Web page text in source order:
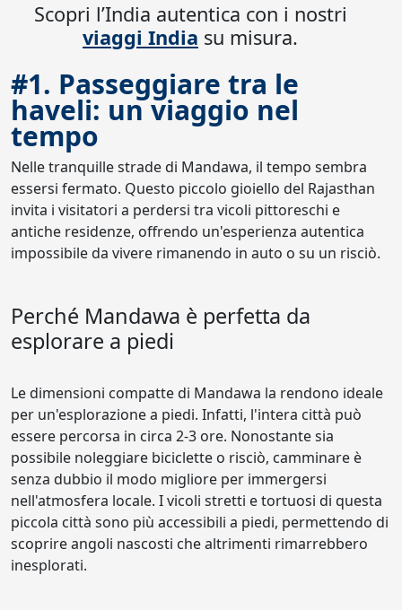
Scopri l’India autentica con i nostri
viaggi India su misura.
#1. Passeggiare tra le
haveli: un viaggio nel
tempo
Nelle tranquille strade di Mandawa, il tempo sembra
essersi fermato. Questo piccolo gioiello del Rajasthan
invita i visitatori a perdersi tra vicoli pittoreschi e
antiche residenze, offrendo un'esperienza autentica
impossibile da vivere rimanendo in auto o su un risciò.
Perché Mandawa è perfetta da
esplorare a piedi
Le dimensioni compatte di Mandawa la rendono ideale
per un'esplorazione a piedi. Infatti, l'intera città può
essere percorsa in circa 2-3 ore. Nonostante sia
possibile noleggiare biciclette o risciò, camminare è
senza dubbio il modo migliore per immergersi
nell'atmosfera locale. I vicoli stretti e tortuosi di questa
piccola città sono più accessibili a piedi, permettendo di
scoprire angoli nascosti che altrimenti rimarrebbero
inesplorati.